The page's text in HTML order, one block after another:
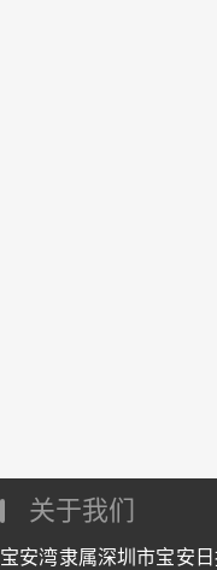
关于我们
宝安湾隶属深圳市宝安